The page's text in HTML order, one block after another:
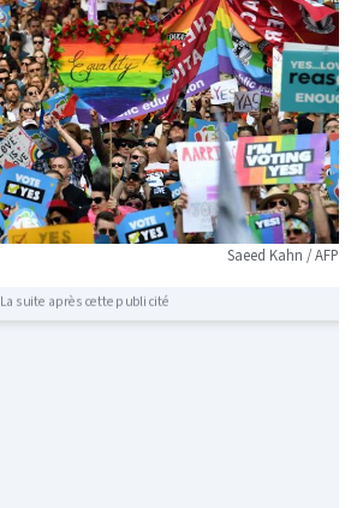
Saeed Kahn / AFP
La suite après cette publicité